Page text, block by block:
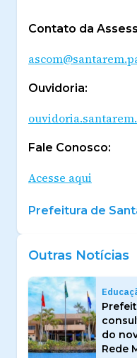
Contato da
Ouvidoria:
Fale Conosco:
Acesse aqui
Prefeitura de
Outras Notícias
do
Rede